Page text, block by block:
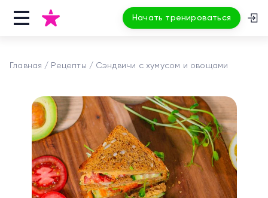
Начать тренироваться
Главная Рецепты Сэндвичи с хумусом и овощами